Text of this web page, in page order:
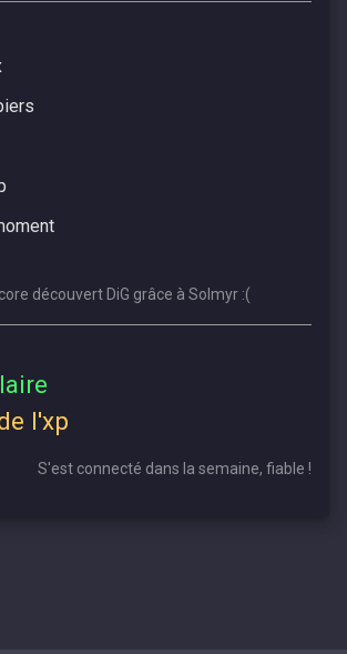
découvert DiG grâce à Solmyr :(
l'xp
S'est connecté dans la semaine, fiable !